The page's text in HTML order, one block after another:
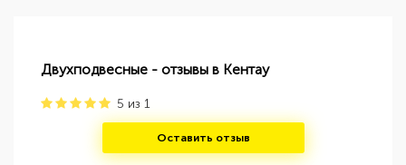
Двухподвесные - отзывы в Кентау
5 из 1
Оставить отзыв